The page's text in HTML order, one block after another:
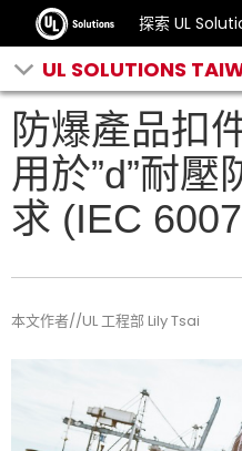
探索 UL
UL SOLUTIONS
防爆產品扣
用於”d”耐
求 (IEC
本文作者//UL 工程部 Lily Tsai